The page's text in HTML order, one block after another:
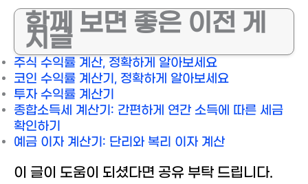
함께 보면 좋은 이전 게
시글
주식 수익률 계산, 정확하게 알아보세요
코인 수익률 계산기, 정확하게 알아보세요
투자 수익률 계산기
종합소득세 계산기: 간편하게 연간 소득에 따른 세금
확인하기
예금 이자 계산기: 단리와 복리 이자 계산
이 글이 도움이 되셨다면 공유 부탁 드립니다.